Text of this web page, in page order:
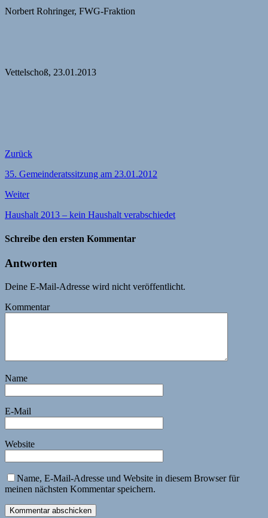
Norbert Rohringer, FWG-Fraktion
Vettelschoß, 23.01.2013
Zurück
35. Gemeinderatssitzung am 23.01.2012
Weiter
Haushalt 2013 – kein Haushalt verabschiedet
Schreibe den ersten Kommentar
Antworten
Deine E-Mail-Adresse wird nicht veröffentlicht.
Kommentar
Name
E-Mail
Website
Name, E-Mail-Adresse und Website in diesem Browser für
meinen nächsten Kommentar speichern.